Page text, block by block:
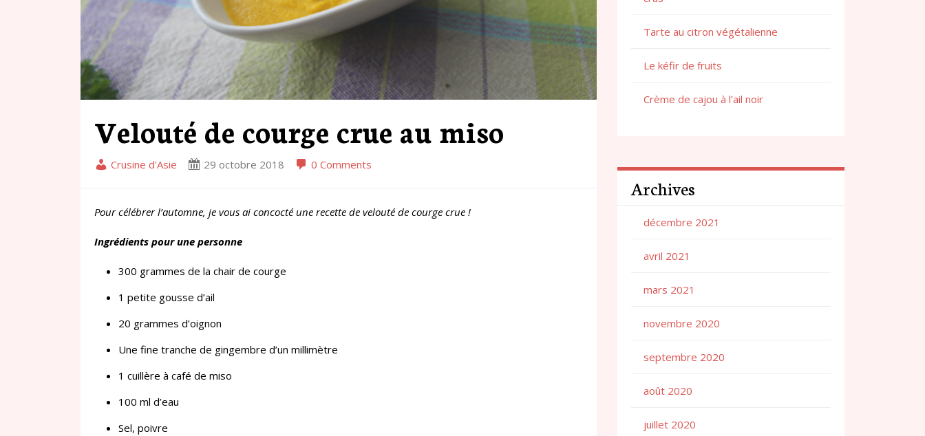
Velouté de courge crue au miso
Crusine d'Asie 29 octobre 2018 0 Comments
Pour célébrer l’automne, je vous ai concocté une recette de velouté de courge crue !
Ingrédients pour une personne
300 grammes de la chair de courge
1 petite gousse d’ail
20 grammes d’oignon
Une fine tranche de gingembre d’un millimètre
1 cuillère à café de miso
100 ml d’eau
Sel, poivre
Tarte au citron végétalienne
Le kéfir de fruits
Crème de cajou à l’ail noir
Archives
décembre 2021
avril 2021
mars 2021
novembre 2020
septembre 2020
août 2020
juillet 2020